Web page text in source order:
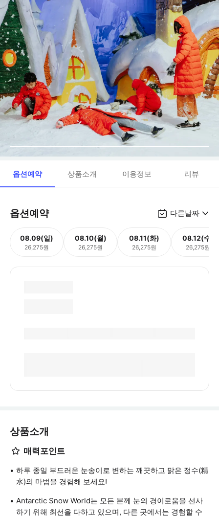
옵션예약 상품소개 이용정보 리뷰
옵션예약 다른날짜
08.09(일)
26,275원
08.10(월)
26,275원
08.11(화)
26,275원
08.12(수)
26,275원
상품소개
매력포인트
하루 종일 부드러운 눈송이로 변하는 깨끗하고 맑은 정수(精
水)의 마법을 경험해 보세요!
Antarctic Snow World는 모든 분께 눈의 경이로움을 선사
하기 위해 최선을 다하고 있으며, 다른 곳에서는 경험할 수